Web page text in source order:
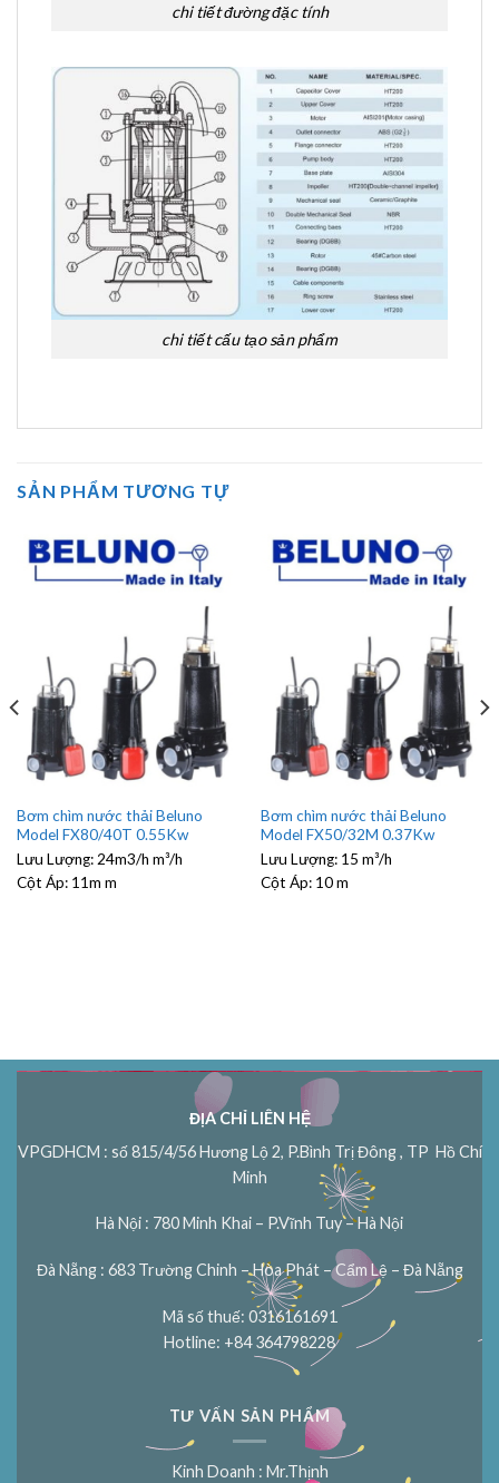
chi tiết đường đặc tính
chi tiết cấu tạo sản phẩm
SẢN PHẨM TƯƠNG TỰ
Bơm chìm nước thải Beluno
Model FX80/40T 0.55Kw
Lưu Lượng:24m3/h m³/h
Cột Áp: 11m m
Bơm chìm nước thải Beluno
Model FX50/32M 0.37Kw
Lưu Lượng: 15 m³/h
Cột Áp: 10 m
ĐỊA CHỈ LIÊN HỆ
VPGDHCM : số 815/4/56 Hương Lộ 2, P.Bình Trị Đông , TP Hồ Chí
Minh
Hà Nội : 780 Minh Khai – P.Vĩnh Tuy – Hà Nội
Đà Nẵng : 683 Trường Chinh – Hòa Phát – Cẩm Lệ – Đà Nẵng
Mã số thuế: 0316161691
Hotline: +84 364798228
TƯ VẤN SẢN PHẨM
Kinh Doanh : Mr.Thịnh